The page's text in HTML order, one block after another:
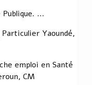
...
Yaoundé,
emploi en Santé
CM